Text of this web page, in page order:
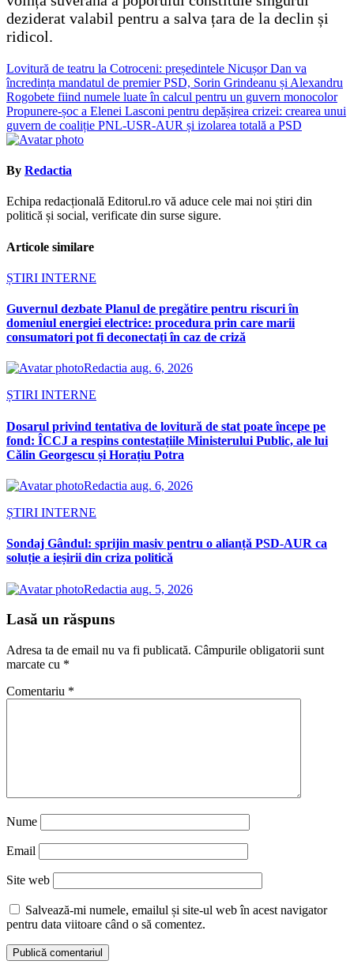
deziderat valabil pentru a salva țara de la declin și
ridicol.
Navigare
în
articole
Lovitură de teatru la Cotroceni: președintele Nicușor Dan va
încredința mandatul de premier PSD, Sorin Grindeanu și Alexandru
Rogobete fiind numele luate în calcul pentru un guvern monocolor
Propunere-șoc a Elenei Lasconi pentru depășirea crizei: crearea unui
guvern de coaliție PNL-USR-AUR și izolarea totală a PSD
By Redactia
Echipa redacțională Editorul.ro vă aduce cele mai noi știri din
politică și social, verificate din surse sigure.
Articole similare
ȘTIRI INTERNE
Guvernul dezbate Planul de pregătire pentru riscuri în
domeniul energiei electrice: procedura prin care marii
consumatori pot fi deconectați în caz de criză
Redactia aug. 6, 2026
ȘTIRI INTERNE
Dosarul privind tentativa de lovitură de stat poate începe pe
fond: ÎCCJ a respins contestațiile Ministerului Public, ale lui
Călin Georgescu și Horațiu Potra
Redactia aug. 6, 2026
ȘTIRI INTERNE
Sondaj Gândul: sprijin masiv pentru o alianță PSD-AUR ca
soluție a ieșirii din criza politică
Redactia aug. 5, 2026
Lasă un răspuns
Adresa ta de email nu va fi publicată. Câmpurile obligatorii sunt
marcate cu *
Comentariu *
Nume
Email
Site web
Salvează-mi numele, emailul și site-ul web în acest navigator
pentru data viitoare când o să comentez.